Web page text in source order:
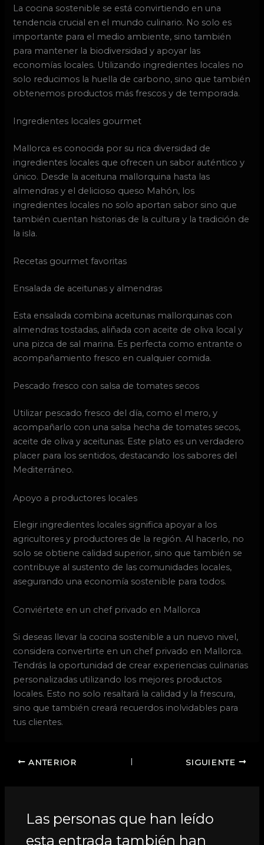
La cocina sostenible se está convirtiendo en una
tendencia crucial en el mundo culinario. No solo es
importante para el medio ambiente, sino también
para mantener la biodiversidad y apoyar las
economías locales. Utilizando ingredientes locales no
solo reducimos la huella de carbono, sino que también
obtenemos productos más frescos y de temporada.
Ingredientes locales gourmet
Mallorca es conocida por su rica diversidad de
ingredientes locales que ofrecen un sabor auténtico y
único. Desde la aceituna mallorquina hasta las
almendras y el delicioso queso Mahón, los
ingredientes locales no solo aportan sabor sino que
también cuentan historias de la cultura y la tradición de
la isla.
Recetas gourmet favoritas
Ensalada de aceitunas y almendras
Esta ensalada combina aceitunas mallorquinas con
almendras tostadas, aliñada con aceite de oliva local y
una pizca de sal marina. Es perfecta como entrante o
acompañamiento fresco en cualquier comida.
Pescado fresco con salsa de tomates secos
Utilizar pescado fresco del día, como el mero, y
acompañarlo con una salsa hecha de tomates secos,
aceite de oliva y aceitunas. Este plato es un verdadero
placer para los sentidos, destacando los sabores del
Mediterráneo.
Apoyo a productores locales
Elegir ingredientes locales significa apoyar a los
agricultores y productores de la región. Al hacerlo, no
solo se obtiene calidad superior, sino que también se
contribuye al sustento de las comunidades locales,
asegurando una economía sostenible para todos.
Conviértete en un chef privado en Mallorca
Si deseas llevar la cocina sostenible a un nuevo nivel,
considera convertirte en un chef privado en Mallorca.
Tendrás la oportunidad de crear experiencias culinarias
personalizadas utilizando los mejores productos
locales. Esto no solo resaltará la calidad y la frescura,
sino que también creará recuerdos inolvidables para
tus clientes.
ANTERIOR SIGUIENTE
Las personas que han leído
esta entrada también han